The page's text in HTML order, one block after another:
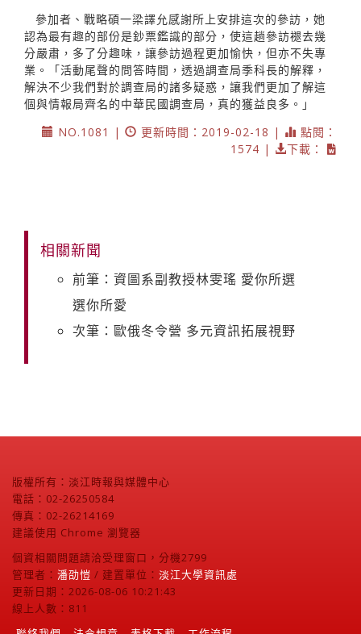
參加者、戰略碩一梁譯允感謝所上安排這次的參訪，她
認為最有趣的部份是鈔票鑑識的部分，使這趟參訪褪去幾
分嚴肅，多了分趣味，讓參訪過程更加愉快，但亦不失專
業。「活動尾聲的問答時間，透過調查局季科長的解釋，
解決不少我們對於調查局的諸多疑惑，讓我們更加了解這
個與情報局齊名的中華民國調查局，真的獲益良多。」
NO.1081 |
更新時間：2019-02-18 |
點閱：
1574 |
下載：
相關新聞
前筆：資圖系副教授林雯瑤 愛你所選
選你所愛
次筆：歐俄冬令營 多元資訊拓展視野
版權所有：淡江時報與媒體中心
電話：02-26250584
傳真：02-26214169
建議使用 Chrome 瀏覽器
個資相關問題請洽受理窗口，分機2799
管理者： 潘劭愷 / 建置單位： 淡江大學資訊處
更新日期：2026-08-06 10:21:43
線上人數：811